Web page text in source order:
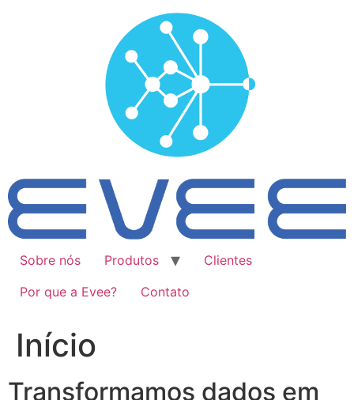
Sobre nós Produtos
Clientes
Por que a Evee?
Contato
Início
Transformamos dados em